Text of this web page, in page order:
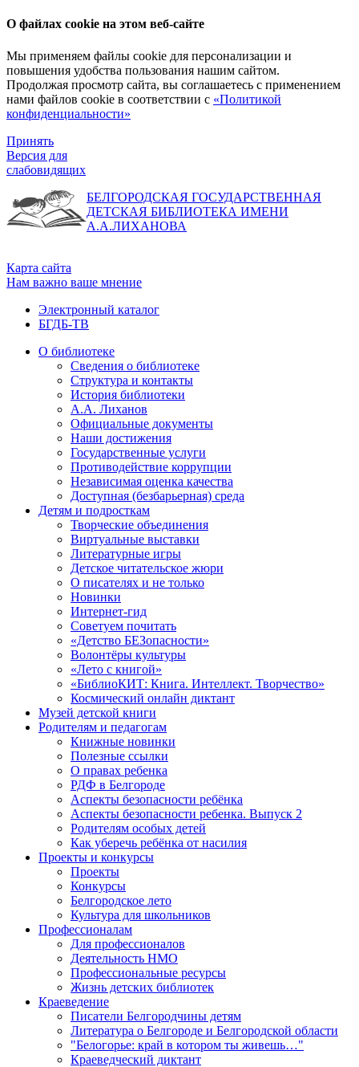
О файлах cookie на этом веб-сайте
Мы применяем файлы cookie для персонализации и
повышения удобства пользования нашим сайтом.
Продолжая просмотр сайта, вы соглашаетесь с применением
нами файлов cookie в соответствии с «Политикой
конфиденциальности»
Принять
Версия для
слабовидящих
БЕЛГОРОДСКАЯ ГОСУДАРСТВЕННАЯ
ДЕТСКАЯ БИБЛИОТЕКА ИМЕНИ
А.А.ЛИХАНОВА
Карта сайта
Нам важно ваше мнение
Электронный каталог
БГДБ-ТВ
О библиотеке
Сведения о библиотеке
Структура и контакты
История библиотеки
А.А. Лиханов
Официальные документы
Наши достижения
Государственные услуги
Противодействие коррупции
Независимая оценка качества
Доступная (безбарьерная) среда
Детям и подросткам
Творческие объединения
Виртуальные выставки
Литературные игры
Детское читательское жюри
О писателях и не только
Новинки
Интернет-гид
Советуем почитать
«Детство БЕЗопасности»
Волонтёры культуры
«Лето с книгой»
«БиблиоКИТ: Книга. Интеллект. Творчество»
Космический онлайн диктант
Музей детской книги
Родителям и педагогам
Книжные новинки
Полезные ссылки
О правах ребенка
РДФ в Белгороде
Аспекты безопасности ребёнка
Аспекты безопасности ребенка. Выпуск 2
Родителям особых детей
Как уберечь ребёнка от насилия
Проекты и конкурсы
Проекты
Конкурсы
Белгородское лето
Культура для школьников
Профессионалам
Для профессионалов
Деятельность НМО
Профессиональные ресурсы
Жизнь детских библиотек
Краеведение
Писатели Белгородчины детям
Литература о Белгороде и Белгородской области
"Белогорье: край в котором ты живешь…"
Краеведческий диктант